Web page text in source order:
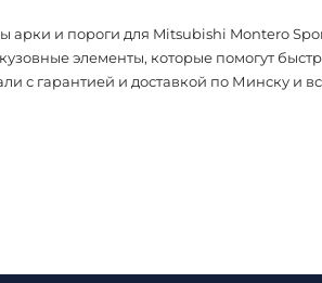
арки и пороги для Mitsubishi Montero
элементы, которые помогут
с гарантией и доставкой по Минску и